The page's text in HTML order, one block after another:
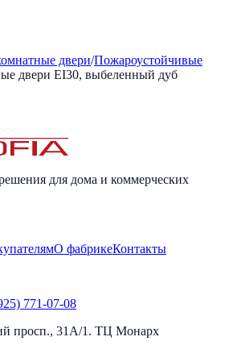
двери/Пожароустойчивые
двери EI30, выбеленный дуб
для дома и коммерческих
О фабрикеКонтакты
771-07-08
просп., 31А/1. ТЦ Монарх